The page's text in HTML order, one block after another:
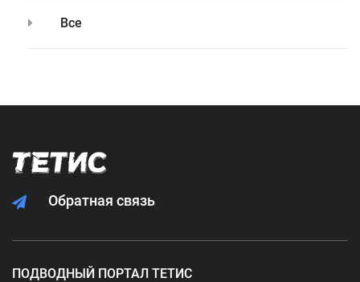
Все
Обратная связь
ПОДВОДНЫЙ ПОРТАЛ ТЕТИС